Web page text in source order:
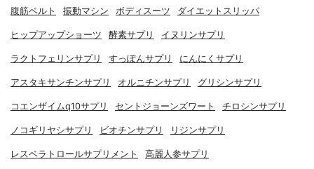
腹筋ベルト 振動マシン ボディスーツ ダイエットスリッパ
ヒップアップショーツ 酵素サプリ イヌリンサプリ
ラクトフェリンサプリ すっぽんサプリ にんにくサプリ
アスタキサンチンサプリ オルニチンサプリ グリシンサプリ
コエンザイムq10サプリ セントジョーンズワート チロシンサプリ
ノコギリヤシサプリ ビオチンサプリ リジンサプリ
レスベラトロールサプリメント 高麗人参サプリ